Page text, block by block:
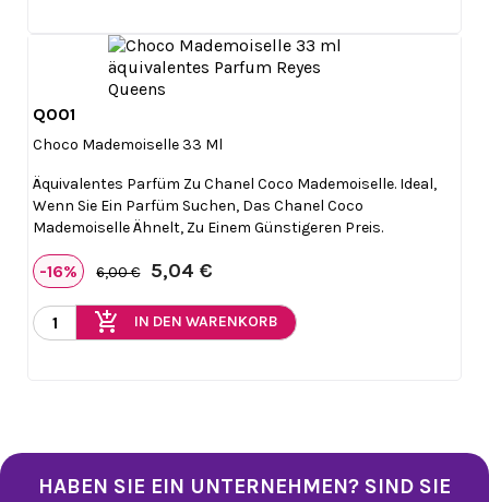
Q001
Choco Mademoiselle 33 Ml
Äquivalentes Parfüm Zu Chanel Coco Mademoiselle. Ideal,
Wenn Sie Ein Parfüm Suchen, Das Chanel Coco
Mademoiselle Ähnelt, Zu Einem Günstigeren Preis.
-16% 6,00 € 5,04 €
add_shopping_cart IN DEN WARENKORB
HABEN SIE EIN UNTERNEHMEN? SIND SIE